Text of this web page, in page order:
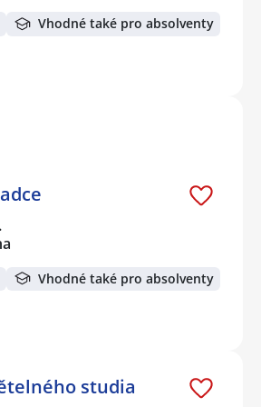
Vhodné také pro absolventy
Vhodné také pro absolventy
studia